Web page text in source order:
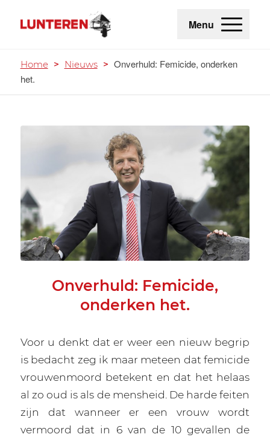
Menu
Home > Nieuws > Onverhuld: Femicide, onderken
het.
Onverhuld: Femicide,
onderken het.
Voor u denkt dat er weer een nieuw begrip
is bedacht zeg ik maar meteen dat femicide
vrouwenmoord betekent en dat het helaas
al zo oud is als de mensheid. De harde feiten
zijn dat wanneer er een vrouw wordt
vermoord dat in 6 van de 10 gevallen de